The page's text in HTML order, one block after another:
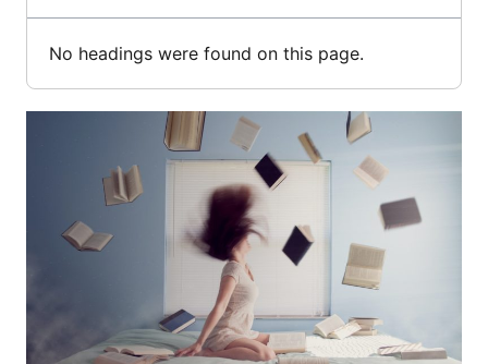
No headings were found on this page.